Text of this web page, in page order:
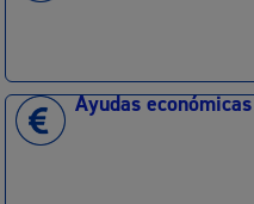
Ayudas económicas